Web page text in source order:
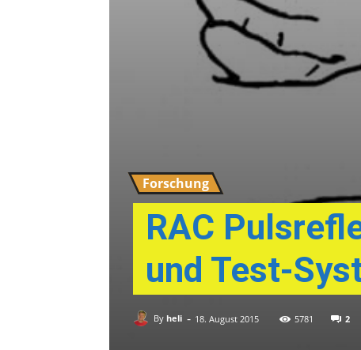
Forschung
RAC
und Test-
By heli - 18. August 2015 5781 2